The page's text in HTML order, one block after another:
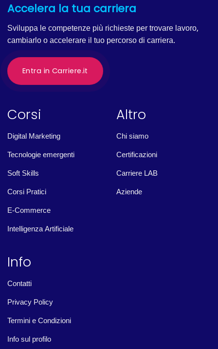
Accelera la tua carriera
Sviluppa le competenze più richieste per trovare lavoro,
cambiarlo o accelerare il tuo percorso di carriera.
Entra in Carriere.it
Corsi
Digital Marketing
Tecnologie emergenti
Soft Skills
Corsi Pratici
E-Commerce
Intelligenza Artificiale
Altro
Chi siamo
Certificazioni
Carriere LAB
Aziende
Info
Contatti
Privacy Policy
Termini e Condizioni
Info sul profilo